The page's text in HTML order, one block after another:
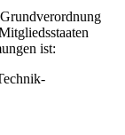
ist: